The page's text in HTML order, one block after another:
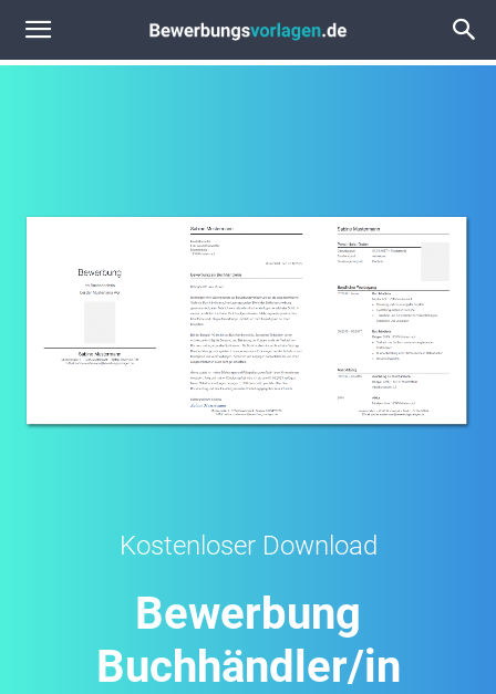
Kostenloser Download
Bewerbung
Buchhändler/in